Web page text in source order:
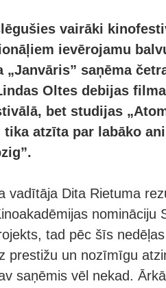
vairāki
ievērojamu
saņēma
Oltes debijas
bet studijas
atzīta par labāko
vadītāja Dita Rietuma
nomināciju
tad pēc šīs
prestižu un nozīmīgu
saņēmis vēl nekad.